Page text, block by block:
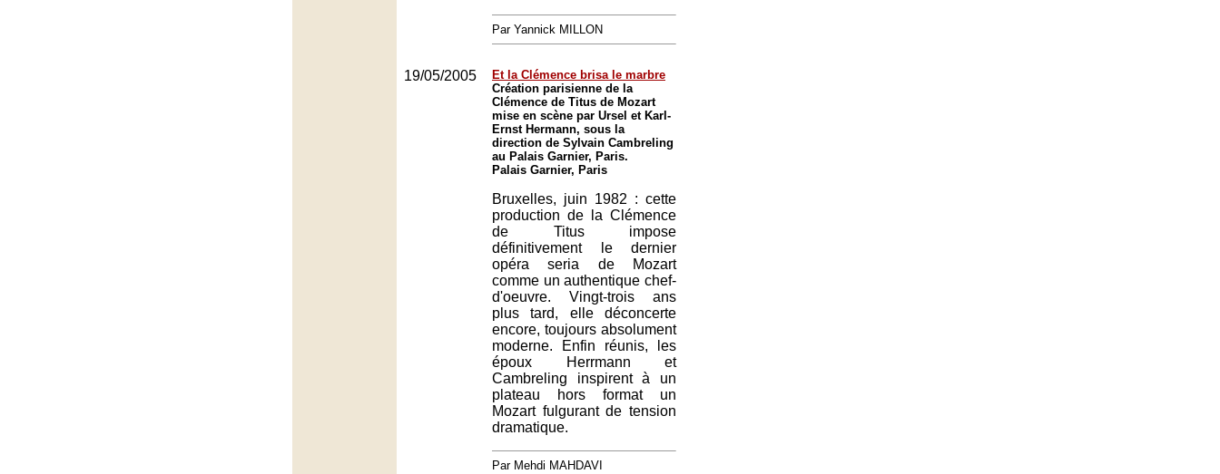
Par Yannick MILLON
19/05/2005
Et la Clémence brisa le marbre
Création parisienne de la
Clémence de Titus de Mozart
mise en scène par Ursel et Karl-
Ernst Hermann, sous la
direction de Sylvain Cambreling
au Palais Garnier, Paris.
Palais Garnier, Paris
Bruxelles, juin 1982 : cette
production de la Clémence
de Titus impose
définitivement le dernier
opéra seria de Mozart
comme un authentique chef-
d'oeuvre. Vingt-trois ans
plus tard, elle déconcerte
encore, toujours absolument
moderne. Enfin réunis, les
époux Herrmann et
Cambreling inspirent à un
plateau hors format un
Mozart fulgurant de tension
dramatique.
Par Mehdi MAHDAVI